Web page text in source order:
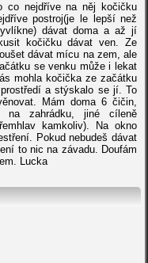
co nejdříve na něj kočičku
postroj(je le lepší než
dávat doma a až jí
kočičku dávat ven. Ze
dávat mícu na zem, ale
se venku může i lekat
mohla kočička ze začátku
a stýskalo se jí. To
Mám doma 6 čičin,
zahrádku, jiné cíleně
kamkoliv). Na okno
Pokud nebudeš dávat
to nic na závadu. Doufám
Lucka